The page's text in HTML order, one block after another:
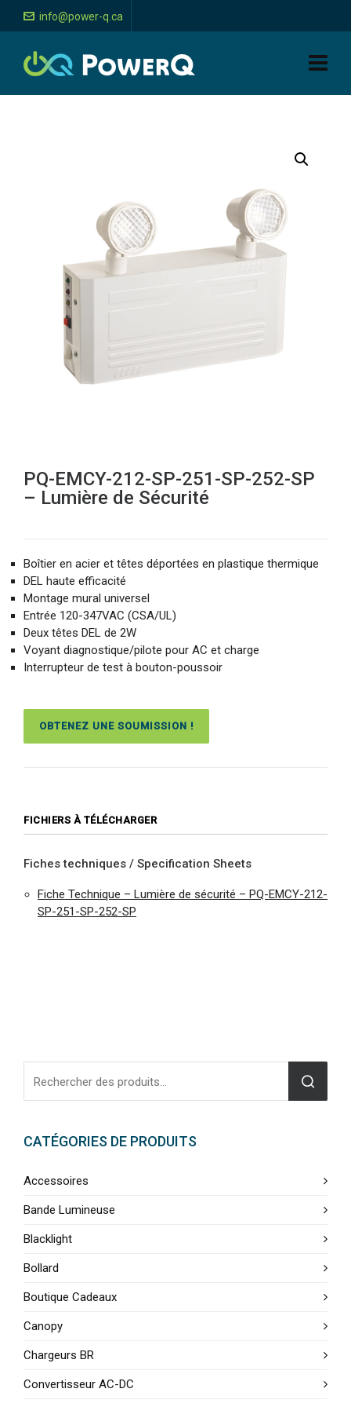
info@power-q.ca
PQ-EMCY-212-SP-251-SP-252-SP
– Lumière de Sécurité
Boîtier en acier et têtes déportées en plastique thermique
DEL haute efficacité
Montage mural universel
Entrée 120-347VAC (CSA/UL)
Deux têtes DEL de 2W
Voyant diagnostique/pilote pour AC et charge
Interrupteur de test à bouton-poussoir
OBTENEZ UNE SOUMISSION !
FICHIERS À TÉLÉCHARGER
Fiches techniques / Specification Sheets
Fiche Technique – Lumière de sécurité – PQ-EMCY-212-
SP-251-SP-252-SP
CATÉGORIES DE PRODUITS
Accessoires
Bande Lumineuse
Blacklight
Bollard
Boutique Cadeaux
Canopy
Chargeurs BR
Convertisseur AC-DC